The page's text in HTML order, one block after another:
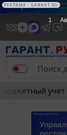
Бюджетный учет
1
РЕКЛАМА • GARANT.RU